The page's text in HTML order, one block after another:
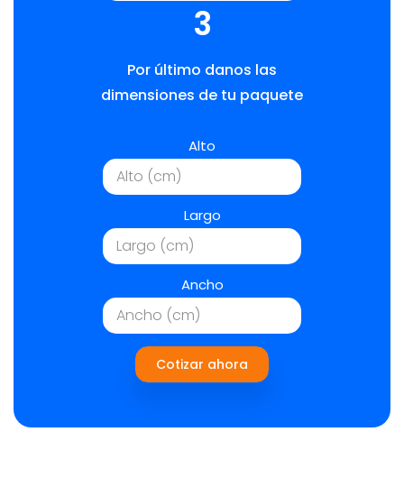
3
Por último danos las
dimensiones de tu paquete
Alto
Largo
Ancho
Cotizar ahora